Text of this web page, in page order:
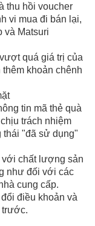
thu hồi voucher
vi mua đi bán lại,
và Matsuri
quá giá trị của
khoản chênh
tin mã thẻ quà
trách nhiệm
thái "đã sử dụng"
với chất lượng sản
như đối với các
cung cấp.
điều khoản và
trước.